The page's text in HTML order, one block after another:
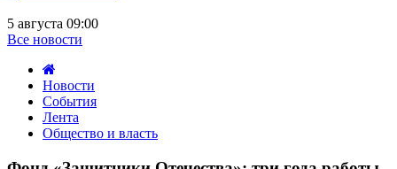
5 августа 09:00
Все новости
Новости
События
Лента
Общество и власть
«Защитники